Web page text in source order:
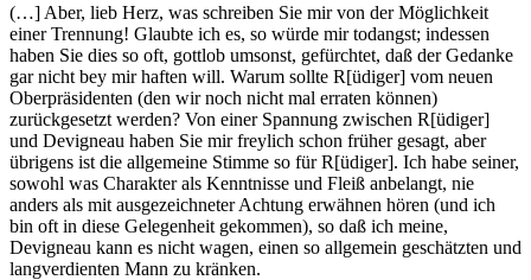
(…] Aber, lieb Herz, was schreiben Sie mir von der Möglichkeit
einer Trennung! Glaubte ich es, so würde mir todangst; indessen
haben Sie dies so oft, gottlob umsonst, gefürchtet, daß der Gedanke
gar nicht bey mir haften will. Warum sollte R[üdiger] vom neuen
Oberpräsidenten (den wir noch nicht mal erraten können)
zurückgesetzt werden? Von einer Spannung zwischen R[üdiger]
und Devigneau haben Sie mir freylich schon früher gesagt, aber
übrigens ist die allgemeine Stimme so für R[üdiger]. Ich habe seiner,
sowohl was Charakter als Kenntnisse und Fleiß anbelangt, nie
anders als mit ausgezeichneter Achtung erwähnen hören (und ich
bin oft in diese Gelegenheit gekommen), so daß ich meine,
Devigneau kann es nicht wagen, einen so allgemein geschätzten und
langverdienten Mann zu kränken.